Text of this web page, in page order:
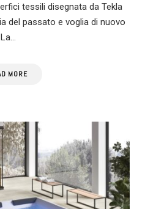
tessili disegnata da Tekla
del passato e voglia di nuovo
La…
MORE